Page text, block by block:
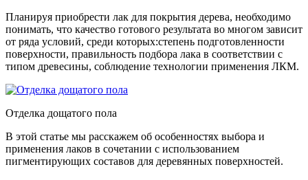
Планируя приобрести лак для покрытия дерева, необходимо
понимать, что качество готового результата во многом зависит
от ряда условий, среди которых:степень подготовленности
поверхности, правильность подбора лака в соответствии с
типом древесины, соблюдение технологии применения ЛКМ.
Отделка дощатого пола
В этой статье мы расскажем об особенностях выбора и
применения лаков в сочетании с использованием
пигментирующих составов для деревянных поверхностей.